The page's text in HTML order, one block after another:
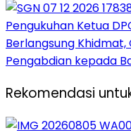
Pengukuhan Ketua
Berlangsung
Pengabdian kepada
Rekomendasi